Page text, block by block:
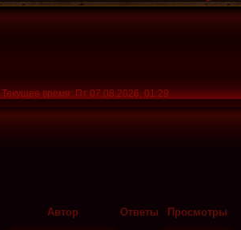
Текущее время: Пт 07.08.2026, 01:29
Автор Ответы Просмотры